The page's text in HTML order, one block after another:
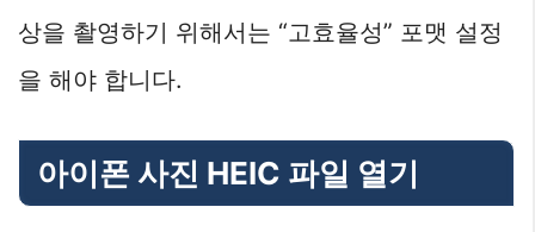
상을 촬영하기 위해서는 “고효율성” 포맷 설정
을 해야 합니다.
아이폰 사진 HEIC 파일 열기